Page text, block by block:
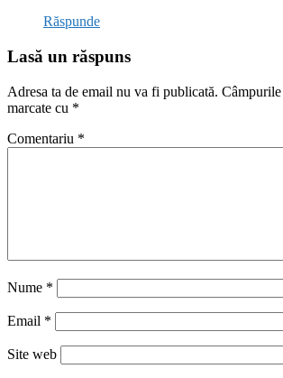
Răspunde
Lasă un răspuns
Adresa ta de email nu va fi publicată.
marcate cu *
Comentariu *
Nume *
Email *
Site web